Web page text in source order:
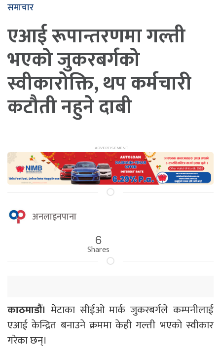
समाचार
एआई रूपान्तरणमा गल्ती
भएको जुकरबर्गको
स्वीकारोक्ति, थप कर्मचारी
कटौती नहुने दाबी
अनलाइनपाना
6
Shares
काठमाडौं। मेटाका सीईओ मार्क जुकरबर्गले कम्पनीलाई
एआई केन्द्रित बनाउने क्रममा केही गल्ती भएको स्वीकार
गरेका छन्।